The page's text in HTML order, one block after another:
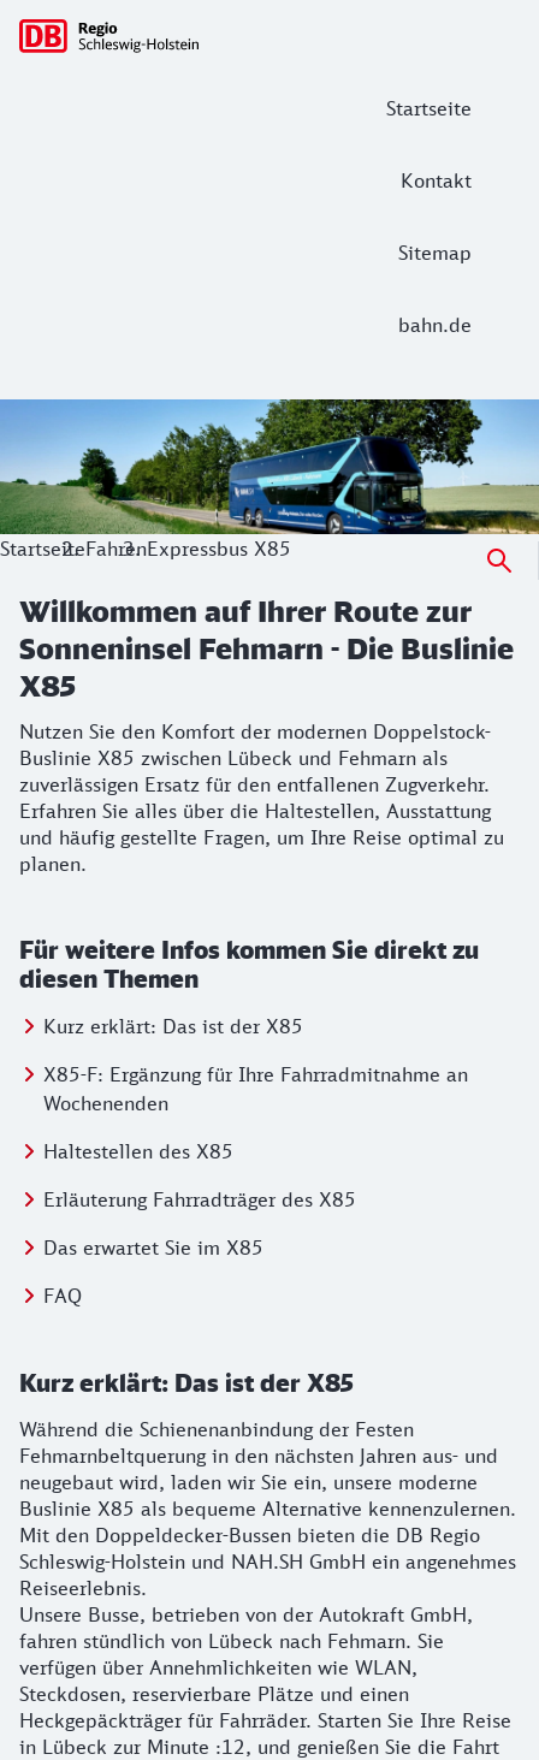
Startseite
Kontakt
Sitemap
bahn.de
Hauptnavigation
Willkommen auf Ihrer Route zur
Nutzen Sie den Komfort der modernen Doppelstock-
StartseiteFahrenExpressbus X85
Willkommen auf Ihrer Route zur
Sonneninsel Fehmarn - Die Buslinie
X85
Nutzen Sie den Komfort der modernen Doppelstock-
Buslinie X85 zwischen Lübeck und Fehmarn als
zuverlässigen Ersatz für den entfallenen Zugverkehr.
Erfahren Sie alles über die Haltestellen, Ausstattung
und häufig gestellte Fragen, um Ihre Reise optimal zu
planen.
Für weitere Infos kommen Sie direkt zu
diesen Themen
Springe zu:
Kurz erklärt: Das ist der X85
Springe zu:
X85-F: Ergänzung für Ihre Fahrradmitnahme an
Wochenenden
Springe zu:
Haltestellen des X85
Springe zu:
Erläuterung Fahrradträger des X85
Springe zu:
Das erwartet Sie im X85
Springe zu:
FAQ
Kurz erklärt: Das ist der X85
Während die Schienenanbindung der Festen
Fehmarnbeltquerung in den nächsten Jahren aus- und
neugebaut wird, laden wir Sie ein, unsere moderne
Buslinie X85 als bequeme Alternative kennenzulernen.
Mit den Doppeldecker-Bussen bieten die DB Regio
Schleswig-Holstein und NAH.SH GmbH ein angenehmes
Reiseerlebnis.
Unsere Busse, betrieben von der Autokraft GmbH,
fahren stündlich von Lübeck nach Fehmarn. Sie
verfügen über Annehmlichkeiten wie WLAN,
Steckdosen, reservierbare Plätze und einen
Heckgepäckträger für Fahrräder. Starten Sie Ihre Reise
in Lübeck zur Minute :12, und genießen Sie die Fahrt